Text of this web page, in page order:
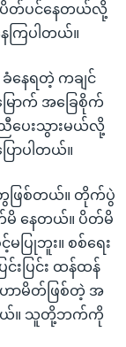
ပိတ်ပင်နေတယ်လို့
ြပါတယ်။
ေရတဲ့ ကချင်
ောက် အခြေစိုက်
ပေးသွားမယ်လို့
ာပါတယ်။
ဖြစ်တယ်။ တိုက်ပွဲ
နေတယ်။ ပိတ်မိ
ပြုဘူး။ စစ်ရေး
ပြင်း ထန်ထန်
ာမိတ်ဖြစ်တဲ့ အ
မယ်။ သူတို့ဘက်ကို